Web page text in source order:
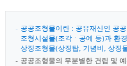
공공조형물이란 : 공유재산인 공
조형시설물(조각ㆍ공예 등)과 환
상징조형물(상징탑, 기념비, 상징
공공조형물의 무분별한 건립 및